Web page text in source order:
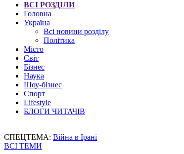
ВСІ РОЗДІЛИ
Головна
Україна
Всі новини розділу
Політика
Місто
Світ
Бізнес
Наука
Шоу-бізнес
Спорт
Lifestyle
БЛОГИ ЧИТАЧІВ
СПЕЦТЕМА: Війна в Ірані
ВСІ ТЕМИ